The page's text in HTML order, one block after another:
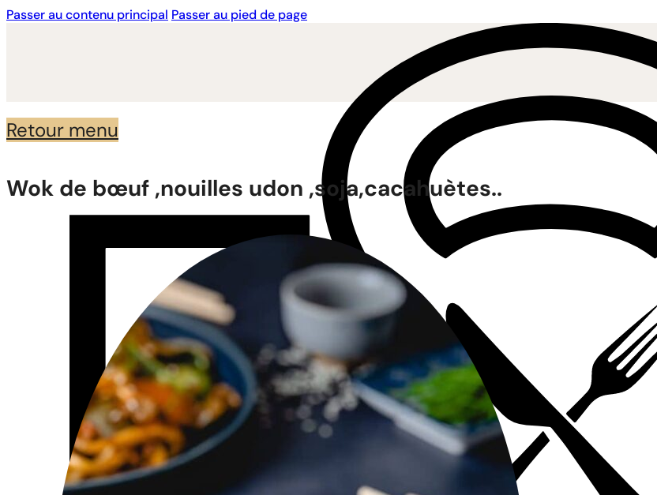
Passer au contenu principal Passer au pied de page
Retour menu
Wok de bœuf ,nouilles udon ,soja,cacahuètes..